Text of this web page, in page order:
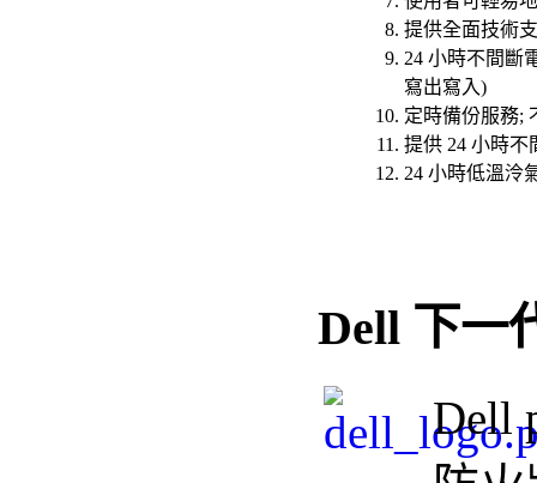
提供全面技術
24 小時不間斷
寫出寫入)
定時備份服務;
提供 24 小時不
24 小時低溫泠
Dell 下一
Dell